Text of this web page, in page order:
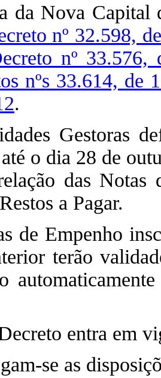
da Nova
nº 32.598,
nº
nºs 33.614, de
.
Gestoras
o dia 28 de
das Notas
a Pagar.
de Empenho
terão
entra em
se as